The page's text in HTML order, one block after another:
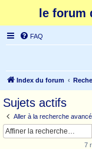
le forum
FAQ
Index du forum
Sujets actifs
Aller à la recherche
7